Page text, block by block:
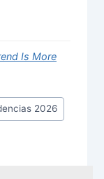
Is More
2026